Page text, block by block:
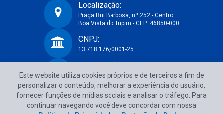
Prefeitura Municipal de Boa Vista do Tupim-BA
Localização:
Praça Rui Barbosa, nº 252 - Centro
Boa Vista do Tupim - CEP: 46850-000
CNPJ:
13.718.176/0001-25
Localização:
Praça Rui Barbosa, nº 252 - Centro
Boa Vista do Tupim - CEP: 46850-000
CNPJ:
13.718.176/0001-25
Este website utiliza cookies próprios e de terceiros a fim de
personalizar o conteúdo, melhorar a experiência do usuário,
fornecer funções de mídias sociais e analisar o tráfego. Para
continuar navegando você deve concordar com nossa